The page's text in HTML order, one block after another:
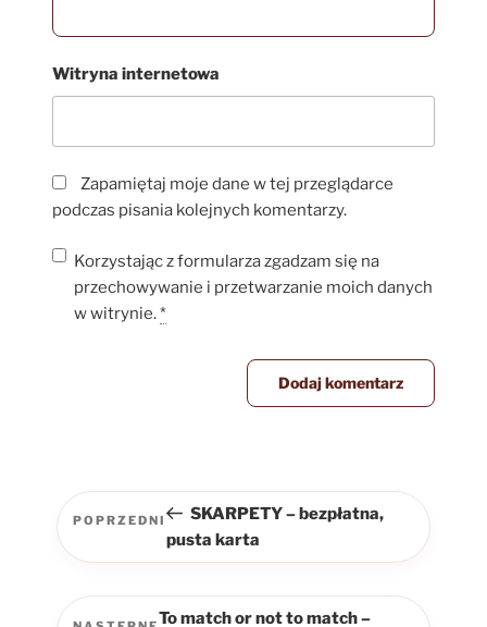
Witryna internetowa
Zapamiętaj moje dane w tej przeglądarce
podczas pisania kolejnych komentarzy.
Korzystając z formularza zgadzam się na
przechowywanie i przetwarzanie moich danych
w witrynie.*
wpisu
Poprzedni
wpis
POPRZEDNI
SKARPETY – bezpłatna,
pusta karta
To match or not to match –